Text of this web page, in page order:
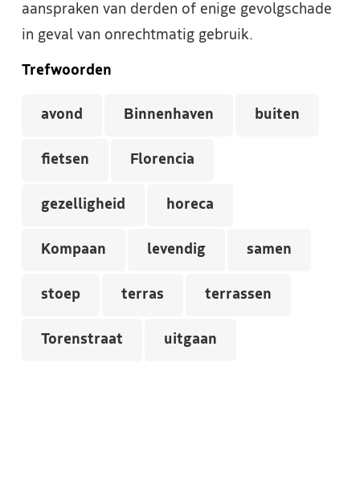
aanspraken van derden of enige gevolgschade
in geval van onrechtmatig gebruik.
Trefwoorden
avond Binnenhaven buiten
fietsen Florencia
gezelligheid horeca
Kompaan levendig samen
stoep terras terrassen
Torenstraat uitgaan